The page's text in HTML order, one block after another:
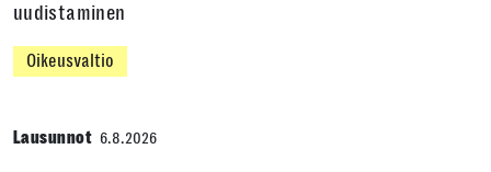
uudistaminen
Oikeusvaltio
Lausunnot 6.8.2026